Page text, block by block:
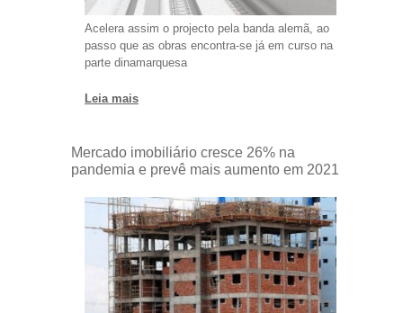
Acelera assim o projecto pela banda alemã, ao
passo que as obras encontra-se já em curso na
parte dinamarquesa
Leia mais
Mercado imobiliário cresce 26% na
pandemia e prevê mais aumento em 2021